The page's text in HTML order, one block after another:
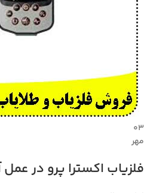
۰۳
مهر
فلزیاب اکسترا پرو در عمل